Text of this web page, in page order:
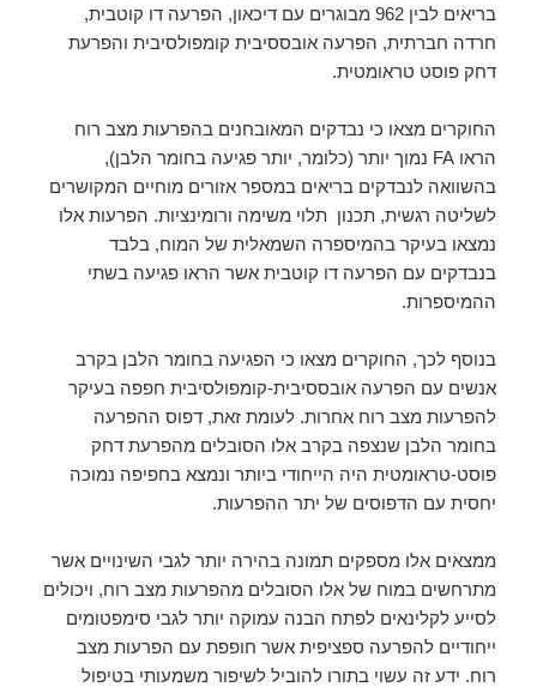
בריאים לבין 962 מבוגרים עם דיכאון, הפרעה דו קוטבית,
חרדה חברתית, הפרעה אובססיבית קומפולסיבית והפרעת
דחק פוסט טראומטית.
החוקרים מצאו כי נבדקים המאובחנים בהפרעות מצב רוח
הראו FA נמוך יותר (כלומר, יותר פגיעה בחומר הלבן),
בהשוואה לנבדקים בריאים במספר אזורים מוחיים המקושרים
לשליטה רגשית, תכנון תלוי משימה ורומינציות. הפרעות אלו
נמצאו בעיקר בהמיספרה השמאלית של המוח, בלבד
בנבדקים עם הפרעה דו קוטבית אשר הראו פגיעה בשתי
ההמיספרות.
בנוסף לכך, החוקרים מצאו כי הפגיעה בחומר הלבן בקרב
אנשים עם הפרעה אובססיבית-קומפולסיבית חפפה בעיקר
להפרעות מצב רוח אחרות. לעומת זאת, דפוס ההפרעה
בחומר הלבן שנצפה בקרב אלו הסובלים מהפרעת דחק
פוסט-טראומטית היה הייחודי ביותר ונמצא בחפיפה נמוכה
יחסית עם הדפוסים של יתר ההפרעות.
ממצאים אלו מספקים תמונה בהירה יותר לגבי השינויים אשר
מתרחשים במוח של אלו הסובלים מהפרעות מצב רוח, ויכולים
לסייע לקלינאים לפתח הבנה עמוקה יותר לגבי סימפטומים
ייחודיים להפרעה ספציפית אשר חופפת עם הפרעות מצב
רוח. ידע זה עשוי בתורו להוביל לשיפור משמעותי בטיפול